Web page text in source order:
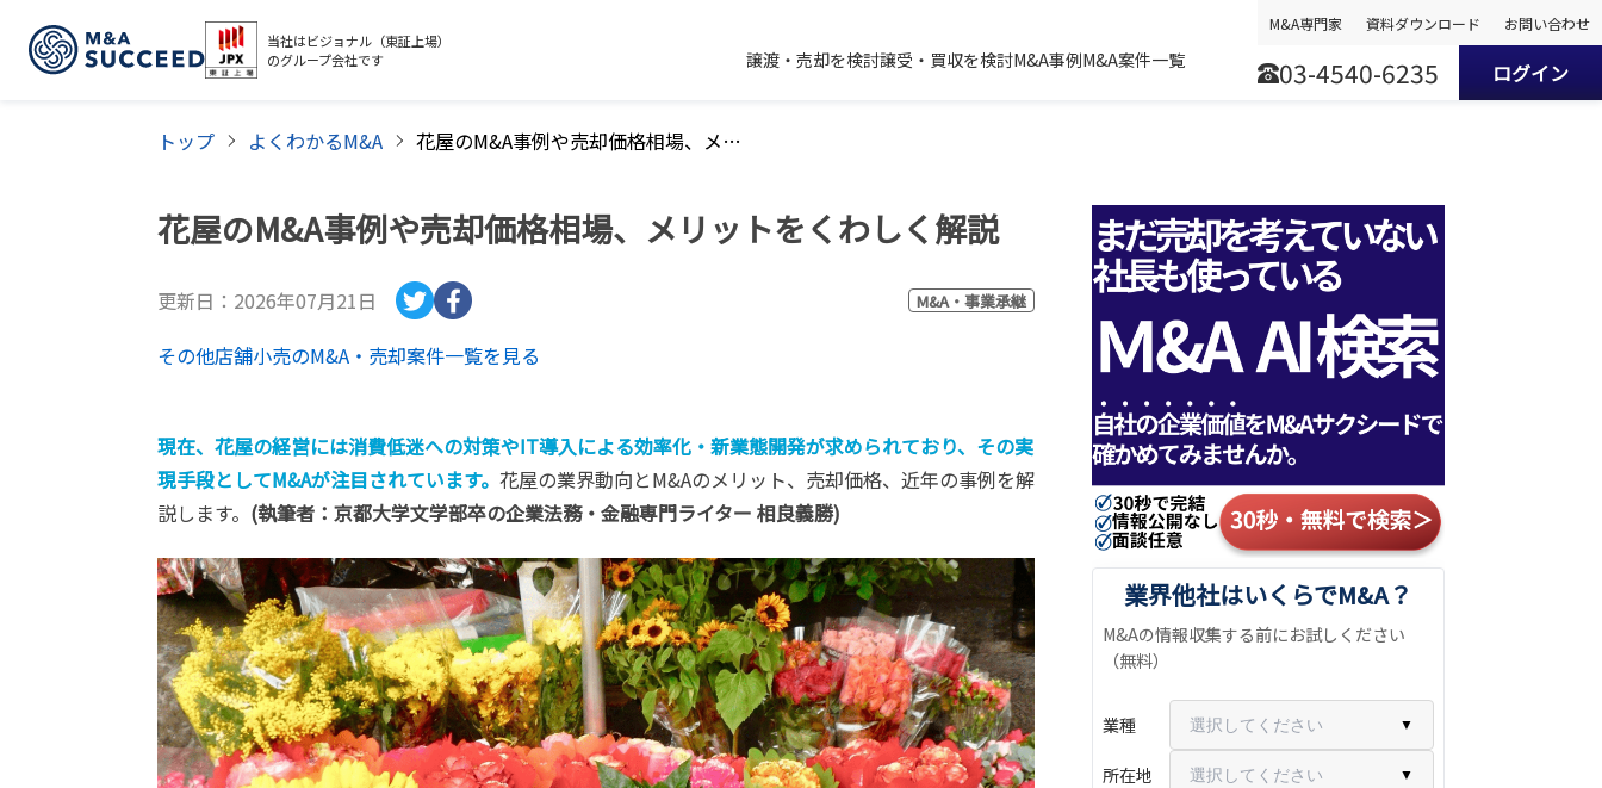
当社はビジョナル（東証上場）
のグループ会社です
譲渡・売却を検討譲受・買収を検討M&A事例M&A案件一覧
M&A専門家 資料ダウンロード お問い合わせ
03-4540-6235 ログイン
トップ よくわかるM&A 花屋のM&A事例や売却価格相場、メリットをくわしく解説
花屋のM&A事例や売却価格相場、メリットをくわしく解説
更新日： 2026年07月21日 M&A・事業承継
その他店舗小売のM&A・売却案件一覧を見る
現在、花屋の経営には消費低迷への対策やIT導入による効率化・新業態開発が求められており、その実
現手段としてM&Aが注目されています。 花屋の業界動向とM&Aのメリット、売却価格、近年の事例を解
説します。 (執筆者：京都大学文学部卒の企業法務・金融専門ライター 相良義勝)
業界他社はいくらでM&A？
M&Aの情報収集する前にお試しください
（無料）
業種 選択してください ▼
所在地 選択してください ▼